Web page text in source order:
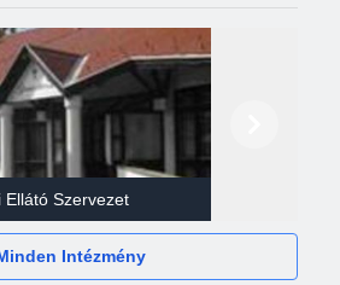
Ellátó Szervezet
Intézmény